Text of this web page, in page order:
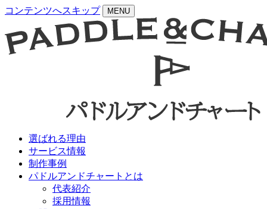
コンテンツへスキップ MENU
選ばれる理由
サービス情報
制作事例
パドルアンドチャートとは
代表紹介
採用情報